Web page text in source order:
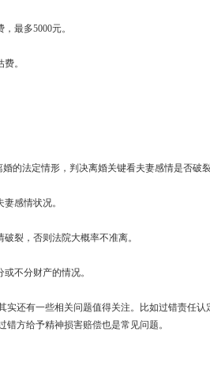
最多5000元。
。
的法定情形，判决离婚关键看夫妻感情是否破裂
感情状况。
裂，否则法院大概率不准离。
不分财产的情况。
实还有一些相关问题值得关注。比如过错责任
方给予精神损害赔偿也是常见问题。